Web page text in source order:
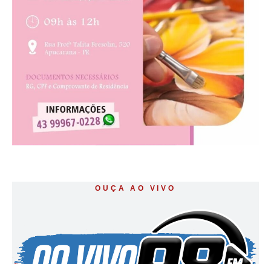
OUÇA AO VIVO